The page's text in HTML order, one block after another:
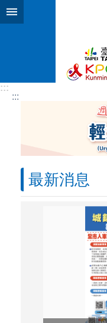
跳到主要內容區塊
:::
:::
最新消息